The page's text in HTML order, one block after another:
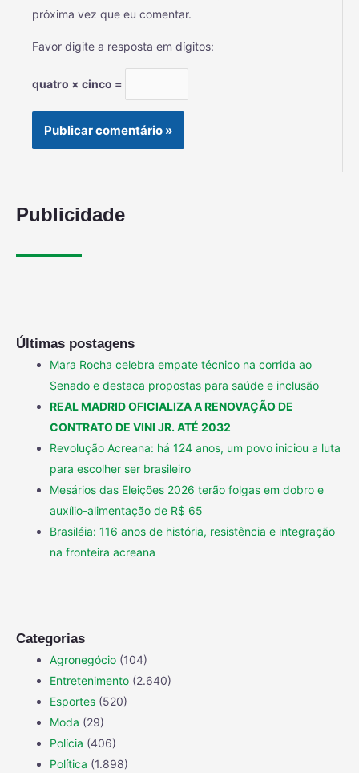
próxima vez que eu comentar.
Favor digite a resposta em dígitos:
quatro × cinco =
Publicidade
Últimas postagens
Mara Rocha celebra empate técnico na corrida ao
Senado e destaca propostas para saúde e inclusão
REAL MADRID OFICIALIZA A RENOVAÇÃO DE
CONTRATO DE VINI JR. ATÉ 2032
Revolução Acreana: há 124 anos, um povo iniciou a luta
para escolher ser brasileiro
Mesários das Eleições 2026 terão folgas em dobro e
auxílio-alimentação de R$ 65
Brasiléia: 116 anos de história, resistência e integração
na fronteira acreana
Categorias
Agronegócio (104)
Entretenimento (2.640)
Esportes (520)
Moda (29)
Polícia (406)
Política (1.898)